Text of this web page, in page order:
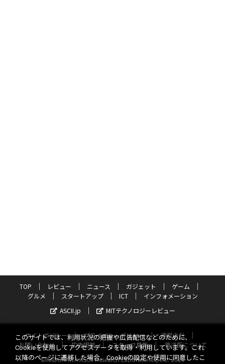
TOP レビュー ニュース ガジェット
ゲーム
グルメ
スタートアップ ICT
インフォメーション
ASCII.jp
MITテクノロジーレビュー
サイトポリシー プライバシーポリシー
運営会社
お問い合わせ
広告掲載 スタッフ募集
電子版について
©KADOKAWA ASCII Research Laboratories, Inc. 2026
このサイトでは、利用状況の把握や広告配信などのために、
Cookieを使用してアクセスデータを取得・利用しています。これ
以降のページに遷移した場合、Cookieの設定や使用に同意したこ